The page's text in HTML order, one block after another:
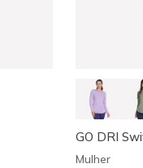
GO DRI
Mulher